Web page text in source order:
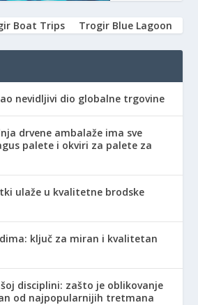
Boat Trips Trogir Blue Lagoon
nevidljivi dio globalne trgovine
drvene ambalaže ima sve
palete i okviri za palete za
ulaže u kvalitetne brodske
ključ za miran i kvalitetan
disciplini: zašto je oblikovanje
od najpopularnijih tretmana